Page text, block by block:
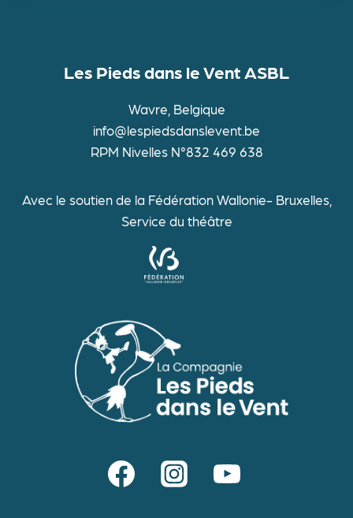
Les Pieds dans le Vent ASBL
Wavre, Belgique
info@lespiedsdanslevent.be
RPM Nivelles N°832 469 638
Avec le soutien de la Fédération Wallonie- Bruxelles,
Service du théâtre